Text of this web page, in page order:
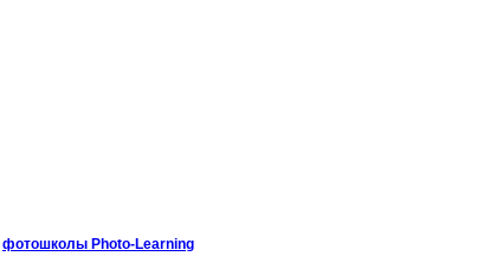
фотошколы Photo-Learning